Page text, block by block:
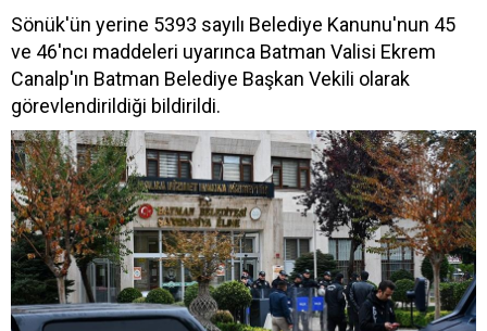
Sönük'ün yerine 5393 sayılı Belediye Kanunu'nun 45
ve 46'ncı maddeleri uyarınca Batman Valisi Ekrem
Canalp'ın Batman Belediye Başkan Vekili olarak
görevlendirildiği bildirildi.